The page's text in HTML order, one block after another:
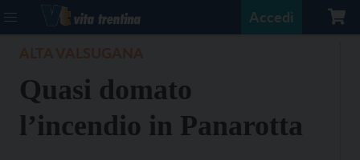
Accedi
Quasi domato
l’incendio in Panarotta